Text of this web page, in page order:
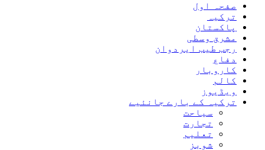
صفحہ اول
ترکیہ
پاکستان
مشرق وسطی
رجب طیب ایردوان
دفاع
کاروبار
کالم
ویڈیوز
ترکیہ کے بارے جانئیے
سیاحت
تجارت
تعلیم
شوبز